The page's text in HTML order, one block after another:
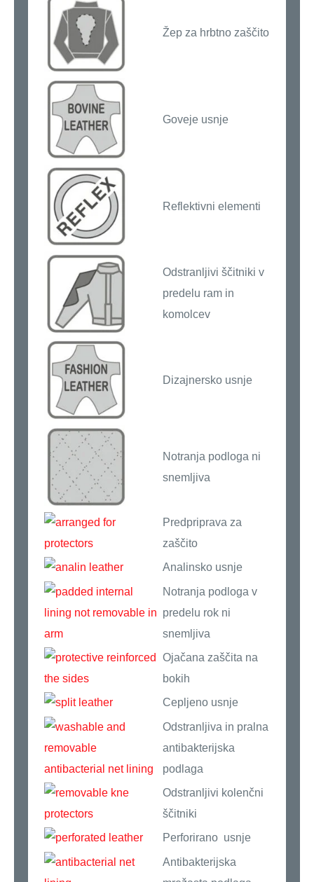
Žep za hrbtno zaščito
Goveje usnje
Reflektivni elementi
Odstranljivi ščitniki v
predelu ram in
komolcev
Dizajnersko usnje
Notranja podloga ni
snemljiva
Predpriprava za
zaščito
Analinsko usnje
Notranja podloga v
predelu rok ni
snemljiva
Ojačana zaščita na
bokih
Cepljeno usnje
Odstranljiva in pralna
antibakterijska
podlaga
Odstranljivi kolenčni
ščitniki
Perforirano usnje
Antibakterijska